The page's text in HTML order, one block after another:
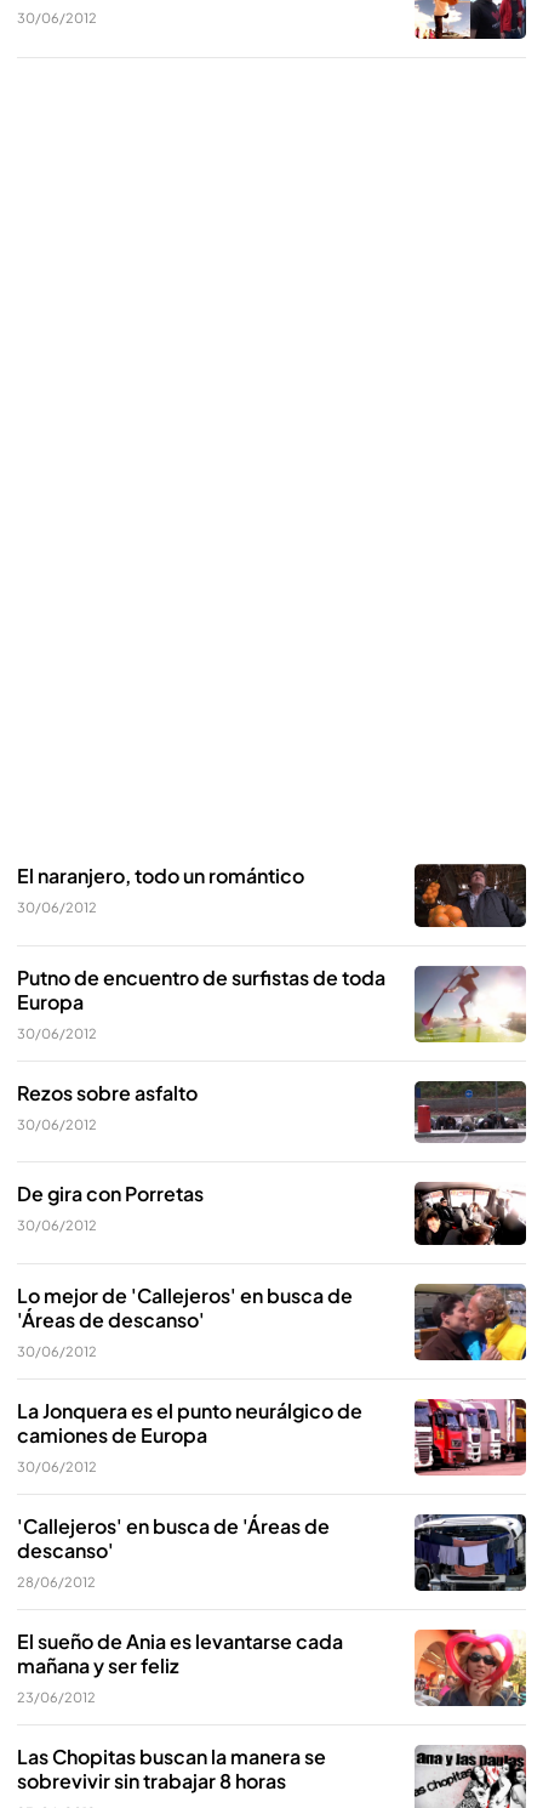
30/06/2012
El naranjero, todo un romántico
30/06/2012
Putno de encuentro de surfistas de toda
Europa
30/06/2012
Rezos sobre asfalto
30/06/2012
De gira con Porretas
30/06/2012
Lo mejor de 'Callejeros' en busca de
'Áreas de descanso'
30/06/2012
La Jonquera es el punto neurálgico de
camiones de Europa
30/06/2012
'Callejeros' en busca de 'Áreas de
descanso'
28/06/2012
El sueño de Ania es levantarse cada
mañana y ser feliz
23/06/2012
Las Chopitas buscan la manera se
sobrevivir sin trabajar 8 horas